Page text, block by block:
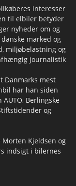
interesser
til elbiler betyder
nyheder om og
marked og
miljøbelastning og
journalistik
Danmarks mest
har han siden
Berlingske
og
Kjeldsen og
indsigt i bilernes